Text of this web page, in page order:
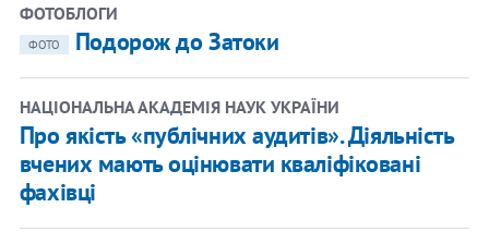
ФОТОБЛОГИ
ФОТО Подорож до Затоки
НАЦІОНАЛЬНА АКАДЕМІЯ НАУК УКРАЇНИ
Про якість «публічних аудитів». Діяльність
вчених мають оцінювати кваліфіковані
фахівці